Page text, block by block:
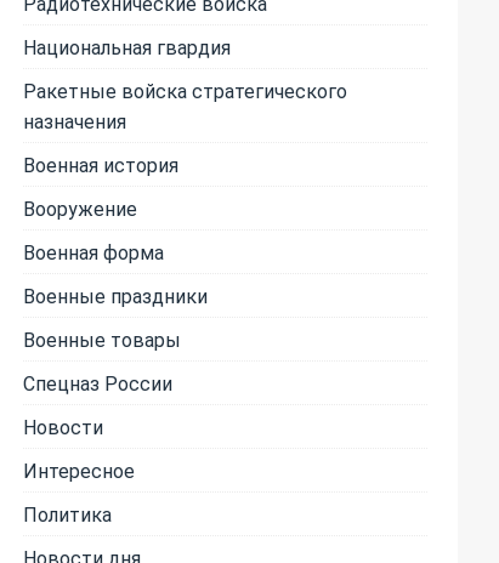
Национальная гвардия
Ракетные войска стратегического
назначения
Военная история
Вооружение
Военная форма
Военные праздники
Военные товары
Спецназ России
Новости
Интересное
Политика
Новости дня